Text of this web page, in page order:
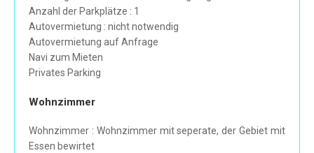
Anzahl der Parkplätze : 1
Autovermietung : nicht notwendig
Autovermietung auf Anfrage
Navi zum Mieten
Privates Parking
Wohnzimmer
Wohnzimmer : Wohnzimmer mit seperate, der Gebiet mit
Essen bewirtet